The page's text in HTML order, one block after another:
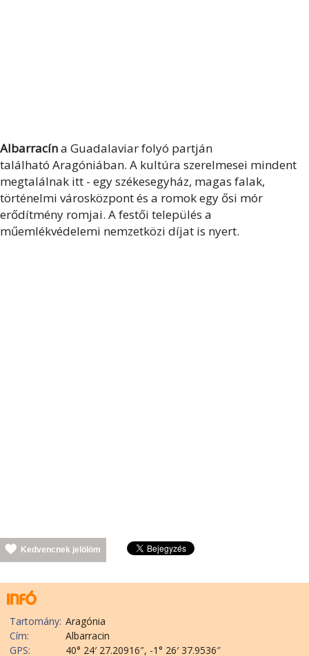
Albarracína Guadalaviar folyó partján
található Aragóniában. A kultúra szerelmesei mindent
megtalálnak itt - egy székesegyház, magas falak,
történelmi városközpont és a romok egy ősi mór
erődítmény romjai. A festői település a
műemlékvédelemi nemzetközi díjat is nyert.
Kedvencnek jelölöm
Tartomány: Aragónia
Cím:
Albarracin
GPS:
40° 24′ 27.20916″, -1° 26′ 37.9536″